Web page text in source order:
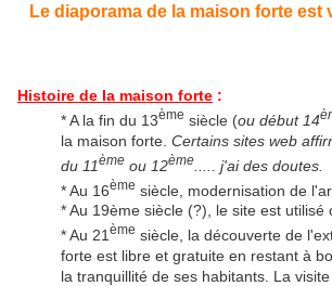
Le diaporama de la maison forte est
Histoire de la maison forte :
* A la fin du 13ème siècle (ou début 14
la maison forte. Certains sites web
du 11ème ou 12ème
..... j'ai des doutes.
* Au 16ème siècle, modernisation de
* Au 19ème siècle (?), le site est utilisé
* Au 21 ème siècle, la découverte de
forte est libre et gratuite en restant à
la tranquillité de ses habitants. La